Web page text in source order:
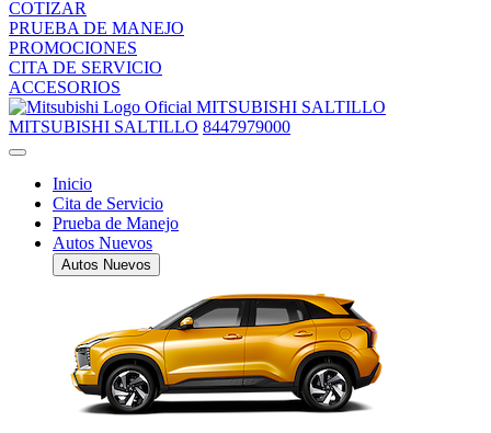
COTIZAR
PRUEBA DE MANEJO
PROMOCIONES
CITA DE SERVICIO
ACCESORIOS
MITSUBISHI SALTILLO
MITSUBISHI SALTILLO 8447979000
Inicio
Cita de Servicio
Prueba de Manejo
Autos Nuevos
Autos Nuevos